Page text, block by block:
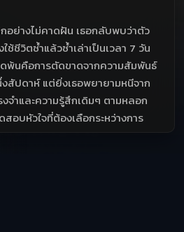
อย่างไม่คาดฝัน เธอกลับพบว่าตัว
ช้ชีวิตซ้ำแล้วซ้ำเล่าเป็นเวลา 7 วัน
ดพ้นคือการตัดขาดจากความสัมพันธ์
สัปดาห์ แต่ยิ่งเธอพยายามหนีจาก
จำและความรู้สึกเดิมๆ ตามหลอก
อบหัวใจที่ต้องเลือกระหว่างการ